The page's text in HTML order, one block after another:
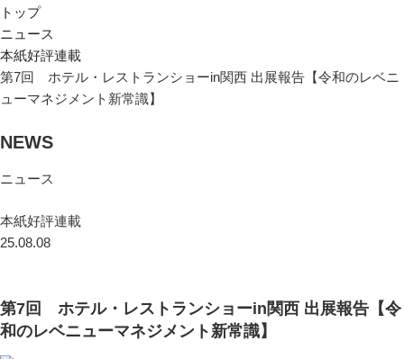
トップ
ニュース
本紙好評連載
第7回 ホテル・レストランショーin関西 出展報告【令和のレベニ
ューマネジメント新常識】
NEWS
ニュース
本紙好評連載
25.08.08
第7回 ホテル・レストランショーin関西 出展報告【令
和のレベニューマネジメント新常識】